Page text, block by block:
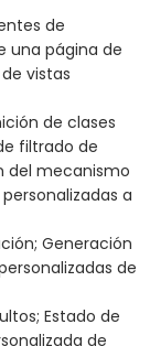
de
una página de
vistas
de clases
filtrado de
del mecanismo
a
Generación
de
Estado de
de